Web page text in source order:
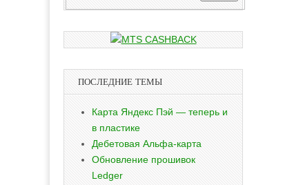
ПОСЛЕДНИЕ ТЕМЫ
Карта Яндекс Пэй — теперь и
в пластике
Дебетовая Альфа-карта
Обновление прошивок
Ledger